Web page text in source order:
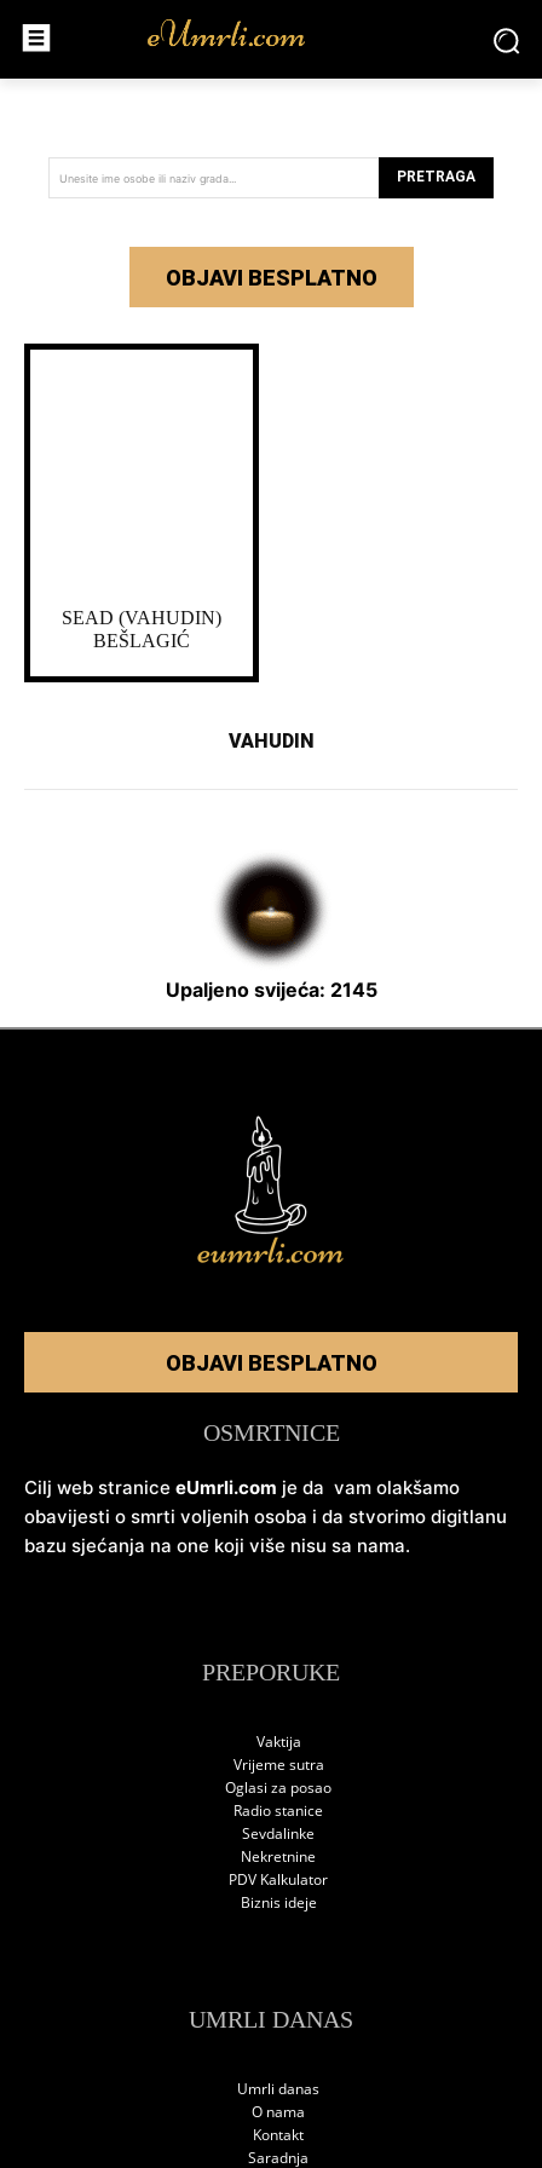
Unesite ime osobe ili naziv grada... PRETRAGA
OBJAVI BESPLATNO
SEAD (VAHUDIN)
BEŠLAGIĆ
VAHUDIN
Upaljeno svijeća: 2145
OBJAVI BESPLATNO
OSMRTNICE
Cilj web stranice eUmrli.com je da vam olakšamo
obavijesti o smrti voljenih osoba i da stvorimo digitlanu
bazu sjećanja na one koji više nisu sa nama.
PREPORUKE
Vaktija
Vrijeme sutra
Oglasi za posao
Radio stanice
Sevdalinke
Nekretnine
PDV Kalkulator
Biznis ideje
UMRLI DANAS
Umrli danas
O nama
Kontakt
Saradnja